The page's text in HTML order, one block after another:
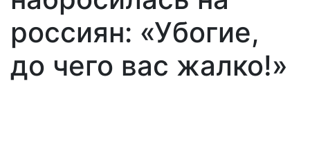
россиян: «Убогие,
до чего вас жалко!»